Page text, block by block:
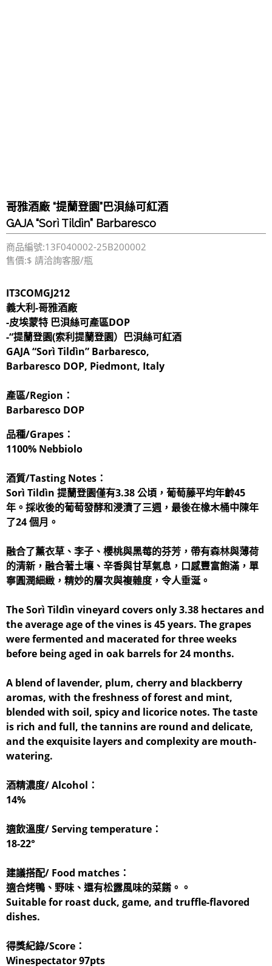
哥雅酒廠 “提蘭登園”巴浿絲可紅酒
GAJA “Sorì Tildìn” Barbaresco
商品編號:13F040002-25B200002
售價:$ 請洽詢客服/瓶
IT3COMGJ212
義大利-哥雅酒廠
-皮埃蒙特 巴浿絲可產區DOP
-“提蘭登園(索利提蘭登園）巴浿絲可紅酒
GAJA “Sorì Tildìn” Barbaresco,
Barbaresco DOP, Piedmont, Italy
產區/Region：
Barbaresco DOP
品種/Grapes：
1100% Nebbiolo
酒質/Tasting Notes：
Sorì Tildìn 提蘭登園僅有3.38 公頃，葡萄藤平均年齡45
年。採收後的葡萄發酵和浸漬了三週，最後在橡木桶中陳年
了24 個月。
融合了薰衣草、李子、櫻桃與黑莓的芬芳，帶有森林與薄荷
的清新，融合著土壤、辛香與甘草氣息，口感豐富飽滿，單
寧圓潤細緻，精妙的層次與複雜度，令人垂涎。
The Sorì Tildìn vineyard covers only 3.38 hectares and
the average age of the vines is 45 years. The grapes
were fermented and macerated for three weeks
before being aged in oak barrels for 24 months.
A blend of lavender, plum, cherry and blackberry
aromas, with the freshness of forest and mint,
blended with soil, spicy and licorice notes. The taste
is rich and full, the tannins are round and delicate,
and the exquisite layers and complexity are mouth-
watering.
酒精濃度/ Alcohol：
14%
適飲溫度/ Serving temperature：
18-22°
建議搭配/ Food matches：
適合烤鴨、野味、還有松露風味的菜餚。。
Suitable for roast duck, game, and truffle-flavored
dishes.
得獎紀錄/Score：
Winespectator 97pts